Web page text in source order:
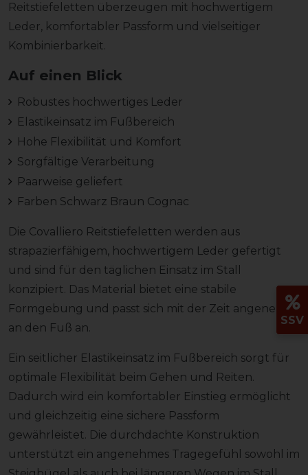
Reitstiefeletten überzeugen mit hochwertigem
Leder, komfortabler Passform und vielseitiger
Kombinierbarkeit.
Auf einen Blick
Robustes hochwertiges Leder
Elastikeinsatz im Fußbereich
Hohe Flexibilität und Komfort
Sorgfältige Verarbeitung
Paarweise geliefert
Farben Schwarz Braun Cognac
Die Covalliero Reitstiefeletten werden aus
strapazierfähigem, hochwertigem Leder gefertigt
und sind für den täglichen Einsatz im Stall
konzipiert. Das Material bietet eine stabile
Formgebung und passt sich mit der Zeit angenehm
an den Fuß an.
Ein seitlicher Elastikeinsatz im Fußbereich sorgt für
optimale Flexibilität beim Gehen und Reiten.
Dadurch wird ein komfortabler Einstieg ermöglicht
und gleichzeitig eine sichere Passform
gewährleistet. Die durchdachte Konstruktion
unterstützt ein angenehmes Tragegefühl sowohl im
SSV